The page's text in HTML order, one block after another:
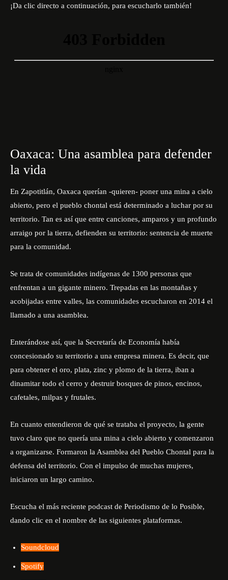
¡Da clic directo a continuación, para escucharlo también!
Oaxaca: Una asamblea para defender
la vida
En Zapotitlán, Oaxaca querían -quieren- poner una mina a cielo
abierto, pero el pueblo chontal está determinado a luchar por su
territorio. Tan es así que entre canciones, amparos y un profundo
arraigo por la tierra, defienden su territorio: sentencia de muerte
para la comunidad.
Se trata de comunidades indígenas de 1300 personas que
enfrentan a un gigante minero. Trepadas en las montañas y
acobijadas entre valles, las comunidades escucharon en 2014 el
llamado a una asamblea.
Enterándose así, que la Secretaría de Economía había
concesionado su territorio a una empresa minera. Es decir, que
para obtener el oro, plata, zinc y plomo de la tierra, iban a
dinamitar todo el cerro y destruir bosques de pinos, encinos,
cafetales, milpas y frutales.
En cuanto entendieron de qué se trataba el proyecto, la gente
tuvo claro que no quería una mina a cielo abierto y comenzaron
a organizarse. Formaron la Asamblea del Pueblo Chontal para la
defensa del territorio. Con el impulso de muchas mujeres,
iniciaron un largo camino.
Escucha el más reciente podcast de Periodismo de lo Posible,
dando clic en el nombre de las siguientes plataformas.
Soundcloud
Spotify